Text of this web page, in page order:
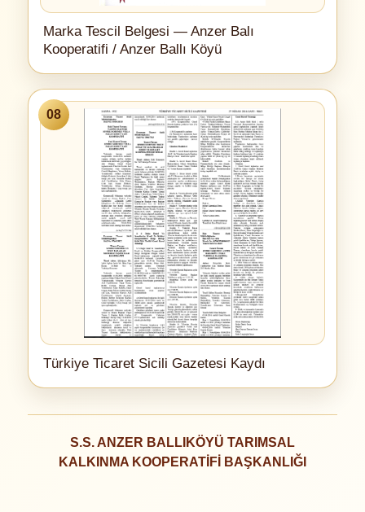
Marka Tescil Belgesi — Anzer Balı
Kooperatifi / Anzer Ballı Köyü
08
Türkiye Ticaret Sicili Gazetesi Kaydı
S.S. ANZER BALLIKÖYÜ TARIMSAL
KALKINMA KOOPERATİFİ BAŞKANLIĞI